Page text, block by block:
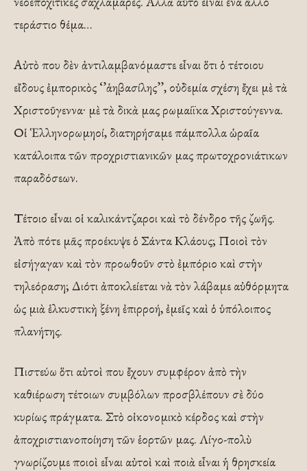
τεράστιο θέμα…
Αὐτὸ που δὲν ἀντιλαμβανόμαστε εἶναι ὅτι ὁ τέτοιου
εἴδους ἐμπορικὸς ‘’ἁηβασίλης’’, οὐδεμία σχέση ἔχει μὲ τὰ
Χριστοῦγενναˑ μὲ τὰ δικὰ μας ρωμαίϊκα Χριστούγεννα.
Οἱ Ἑλληνορωμηοί, διατηρήσαμε πάμπολλα ὡραῖα
κατάλοιπα τῶν προχριστιανικῶν μας πρωτοχρονιάτικων
παραδόσεων.
Τέτοιο εἶναι οἱ καλικάντζαροι καὶ τὸ δένδρο τῆς ζωῆς.
Ἀπὸ πότε μᾶς προέκυψε ὁ Σάντα Κλάους; Ποιοὶ τὸν
εἰσήγαγαν καὶ τὸν προωθοῦν στὸ ἐμπόριο καὶ στὴν
τηλεόραση; Διότι ἀποκλείεται νὰ τὸν λάβαμε αὐθόρμητα
ὡς μιὰ ἑλκυστικὴ ξένη ἐπιρροή, ἐμεῖς καὶ ὁ ὑπόλοιπος
πλανήτης.
Πιστεύω ὅτι αὐτοὶ που ἔχουν συμφέρον ἀπὸ τὴν
καθιέρωση τέτοιων συμβόλων προσβλέπουν σὲ δύο
κυρίως πράγματα. Στὸ οἰκονομικὸ κέρδος καὶ στὴν
ἀποχριστιανοποίηση τῶν ἑορτῶν μας. Λίγο-πολὺ
γνωρίζουμε ποιοὶ εἶναι αὐτοὶ καὶ ποιὰ εἶναι ἡ θρησκεία